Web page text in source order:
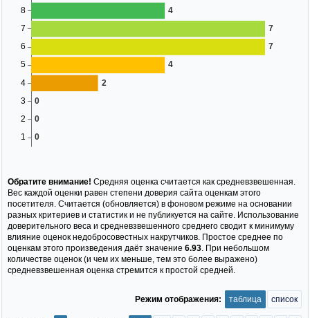
Обратите внимание! Средняя оценка считается как средневзвешенная.
Вес каждой оценки равен степени доверия сайта оценкам этого
посетителя. Считается (обновляется) в фоновом режиме на основании
разных критериев и статистик и не публикуется на сайте. Использование
доверительного веса и средневзвешенного среднего сводит к минимуму
влияние оценок недобросовестных накрутчиков. Простое среднее по
оценкам этого произведения даёт значение 6.93 . При небольшом
количестве оценок (и чем их меньше, тем это более выражено)
средневзвешенная оценка стремится к простой средней.
Режим отображения: таблица список